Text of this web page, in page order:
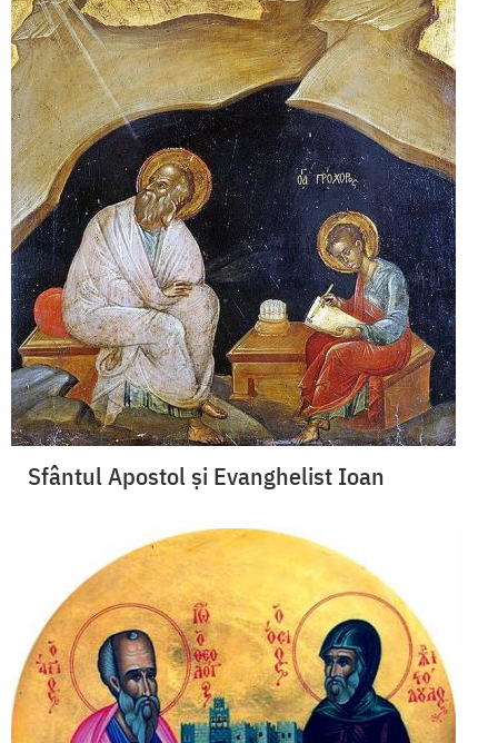
Sfântul Apostol și Evanghelist Ioan